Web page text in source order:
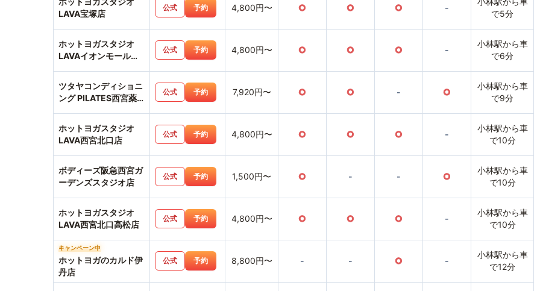
LAVA宝塚店
公式 予約 4,800円〜 ○ ○ ○ -
で5分
ホットヨガスタジオ
LAVAイオンモール伊
公式 予約 4,800円〜 ○ ○ ○ -
小林駅から車
で6分
ツタヤコンディショニ
ング PILATES西宮薬
公式 予約 7,920円〜 ○ ○ - ○
小林駅から車
で9分
ホットヨガスタジオ
LAVA西宮北口店
公式 予約 4,800円〜 ○ ○ ○ -
小林駅から車
で10分
ボディーズ阪急西宮ガ
ーデンズスタジオ店
公式 予約 1,500円〜 ○ - - ○
小林駅から車
で10分
ホットヨガスタジオ
LAVA西宮北口高松店
公式 予約 4,800円〜 ○ ○ ○ -
小林駅から車
で10分
キャンペーン中
ホットヨガのカルド伊
丹店
公式 予約 8,800円〜 - - ○ -
小林駅から車
で12分